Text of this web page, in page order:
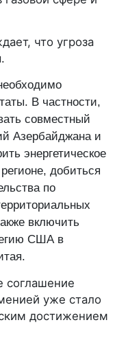
что угроза
В частности,
совместный
Азербайджана и
энергетическое
добиться
по
включить
США в
соглашение
уже стало
достижением